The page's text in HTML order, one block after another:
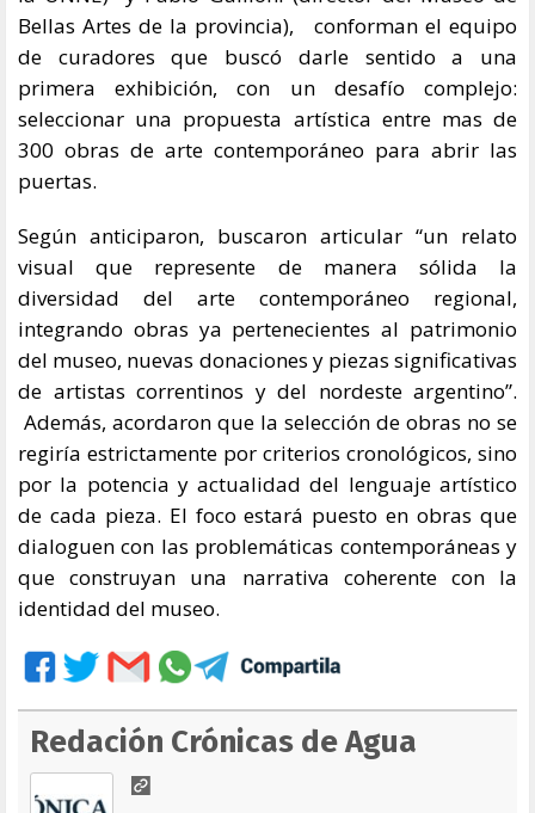
Bellas Artes de la provincia), conforman el equipo
de curadores que buscó darle sentido a una
primera exhibición, con un desafío complejo:
seleccionar una propuesta artística entre mas de
300 obras de arte contemporáneo para abrir las
puertas.
Según anticiparon, buscaron articular “un relato
visual que represente de manera sólida la
diversidad del arte contemporáneo regional,
integrando obras ya pertenecientes al patrimonio
del museo, nuevas donaciones y piezas significativas
de artistas correntinos y del nordeste argentino”.
Además, acordaron que la selección de obras no se
regiría estrictamente por criterios cronológicos, sino
por la potencia y actualidad del lenguaje artístico
de cada pieza. El foco estará puesto en obras que
dialoguen con las problemáticas contemporáneas y
que construyan una narrativa coherente con la
identidad del museo.
Redación Crónicas de Agua